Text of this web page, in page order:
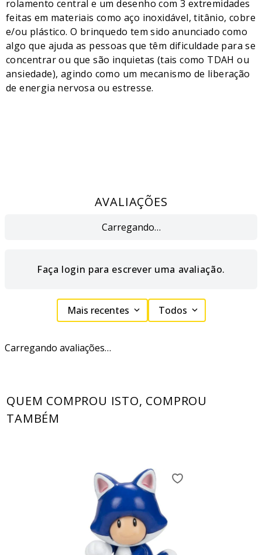
rolamento central e um desenho com 3 extremidades
feitas em materiais como aço inoxidável, titânio, cobre
e/ou plástico. O brinquedo tem sido anunciado como
algo que ajuda as pessoas que têm dificuldade para se
concentrar ou que são inquietas (tais como TDAH ou
ansiedade), agindo como um mecanismo de liberação
de energia nervosa ou estresse.
AVALIAÇÕES
Carregando…
Faça login para escrever uma avaliação.
Mais recentes Todos
Carregando avaliações…
QUEM COMPROU ISTO, COMPROU
TAMBÉM